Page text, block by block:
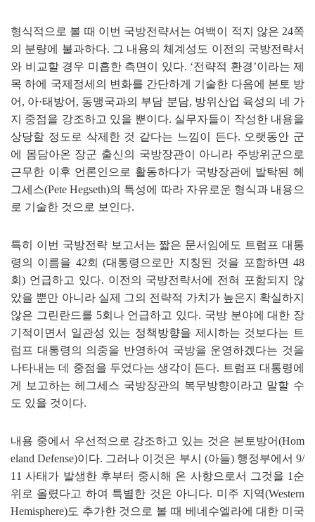
형식적으로 볼 때 이번 국방전략서는 여백이 적지 않은 24쪽
의 분량에 불과하다. 그 내용의 체계성도 이전의 국방전략서
와 비교할 경우 미흡한 측면이 있다. ‘전략적 환경’이라는 제
목 하에 국제정세의 변화를 간단하게 기술한 다음에 본토 방
어 , 아·태방어 , 동맹국과의 부담 분담, 방위산업 육성의 네 가
지 중점을 강조하고 있을 뿐이다. 실무자들이 작성한 내용을
상당할 정도로 삭제한 것 같다는 느낌이 든다. 오랫동안 군
에 몸담아온 장군 출신의 국방장관이 아니라 주방위군으로
근무한 이후 언론인으로 활동하다가 국방장관에 발탁된 헤
그세스(Pete Hegseth)의 특성에 따라 자유로운 형식과 내용으
로 기술한 것으로 보인다.
특히 이번 국방전략 보고서는 짧은 문서임에도 트럼프 대통
령의 이름을 42회(대통령으로만 지칭된 것을 포함하면48
회 ) 언급하고 있다. 이전의 국방전략서에 전혀 포함되지 않
았을 뿐만 아니라 실제 그의 전략적 가치가 높은지 확실하지
않은 그린란드를 5회나 언급하고 있다. 국방 분야에 대한 장
기적이면서 일관성 있는 정책방향을 제시하는 것보다는 트
럼프 대통령의 의중을 반영하여 국방을 운영하겠다는 것을
나타내는 데 중점을 두었다는 생각이 든다. 트럼프 대통령에
게 보고하는 헤그세스 국방장관의 복무방향이라고 말할 수
도 있을 것이다.
내용 중에서 우선적으로 강조하고 있는 것은 본토방어(Hom
eland Defense)이다. 그러나 이것은 부시 (아들) 행정부에서9/
11사태가 발생한 후부터 중시해 온 사항으로서 그것을 1 순
위로 올렸다고 하여 특별한 것은 아니다. 미주 지역(Western
Hemisphere)도 추가한 것으로 볼 때 베네수엘라에 대한 미국